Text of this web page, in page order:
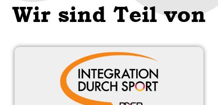
Wir sind Teil von